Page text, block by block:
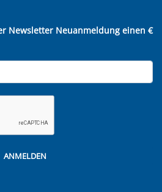
Newsletter Neuanmeldung einen €
ANMELDEN